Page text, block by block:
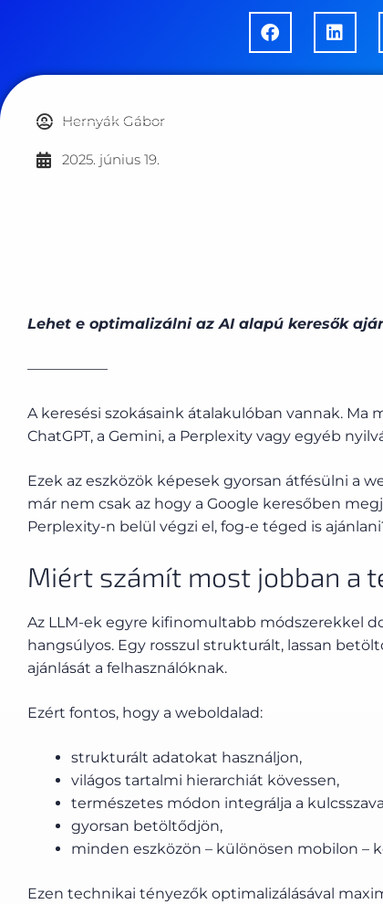
Hernyák Gábor
2025. június 19.
Lehet e optimalizálni az AI alapú keresők
—————–
A keresési szokásaink átalakulóban vannak.
ChatGPT, a Gemini, a Perplexity vagy egyéb
Ezek az eszközök képesek gyorsan átfésülni a
már nem csak az hogy a Google keresőben
Perplexity-n belül végzi el, fog-e téged is
Miért számít most jobban a
Az LLM-ek egyre kifinomultabb módszerekkel
hangsúlyos. Egy rosszul strukturált, lassan
ajánlását a felhasználóknak.
Ezért fontos, hogy a weboldalad:
strukturált adatokat használjon,
világos tartalmi hierarchiát kövessen,
természetes módon integrálja a
gyorsan betöltődjön,
minden eszközön – különösen mobilon –
Ezen technikai tényezők optimalizálásával